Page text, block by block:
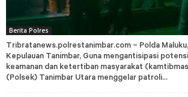
Berita Polres
Tribratanews.polrestanimbar.com – Polda
Kepulauan Tanimbar, Guna mengantisipasi
keamanan dan ketertiban masyarakat
(Polsek) Tanimbar Utara menggelar patroli...